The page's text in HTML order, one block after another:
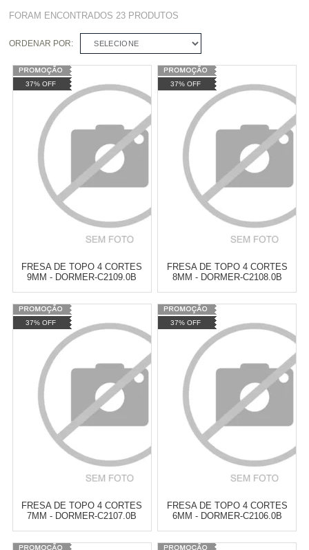
FORAM ENCONTRADOS23 PRODUTOS
ORDENAR POR: SELECIONE
37% OFF
FRESA DE TOPO 4 CORTES
9MM - DORMER-C2109.0B
Varejo:
Atacado: R$ 2.550,90 (Apenas
Revendedor)
10 x
Cat:
COMPRAR
37% OFF
FRESA DE TOPO 4 CORTES
8MM - DORMER-C2108.0B
Varejo:
Atacado: R$ 2.550,90 (Apenas
Revendedor)
10
Cat:
COMPRAR
37% OFF
FRESA DE TOPO 4 CORTES
7MM - DORMER-C2107.0B
37% OFF
FRESA DE TOPO 4 CORTES
6MM - DORMER-C2106.0B